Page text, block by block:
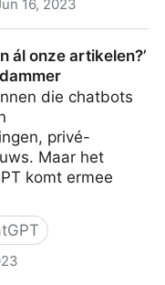
16, 2023
ál onze artikelen?’
die chatbots
privé-
Maar het
komt ermee